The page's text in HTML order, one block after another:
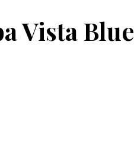
Vista Blue